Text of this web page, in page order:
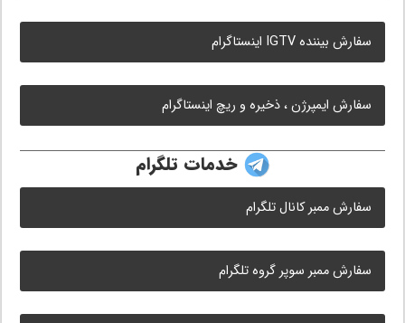
سفارش بیننده IGTV اینستاگرام
سفارش ایمپرژن ، ذخیره و ریچ اینستاگرام
خدمات تلگرام
سفارش ممبر کانال تلگرام
سفارش ممبر سوپر گروه تلگرام